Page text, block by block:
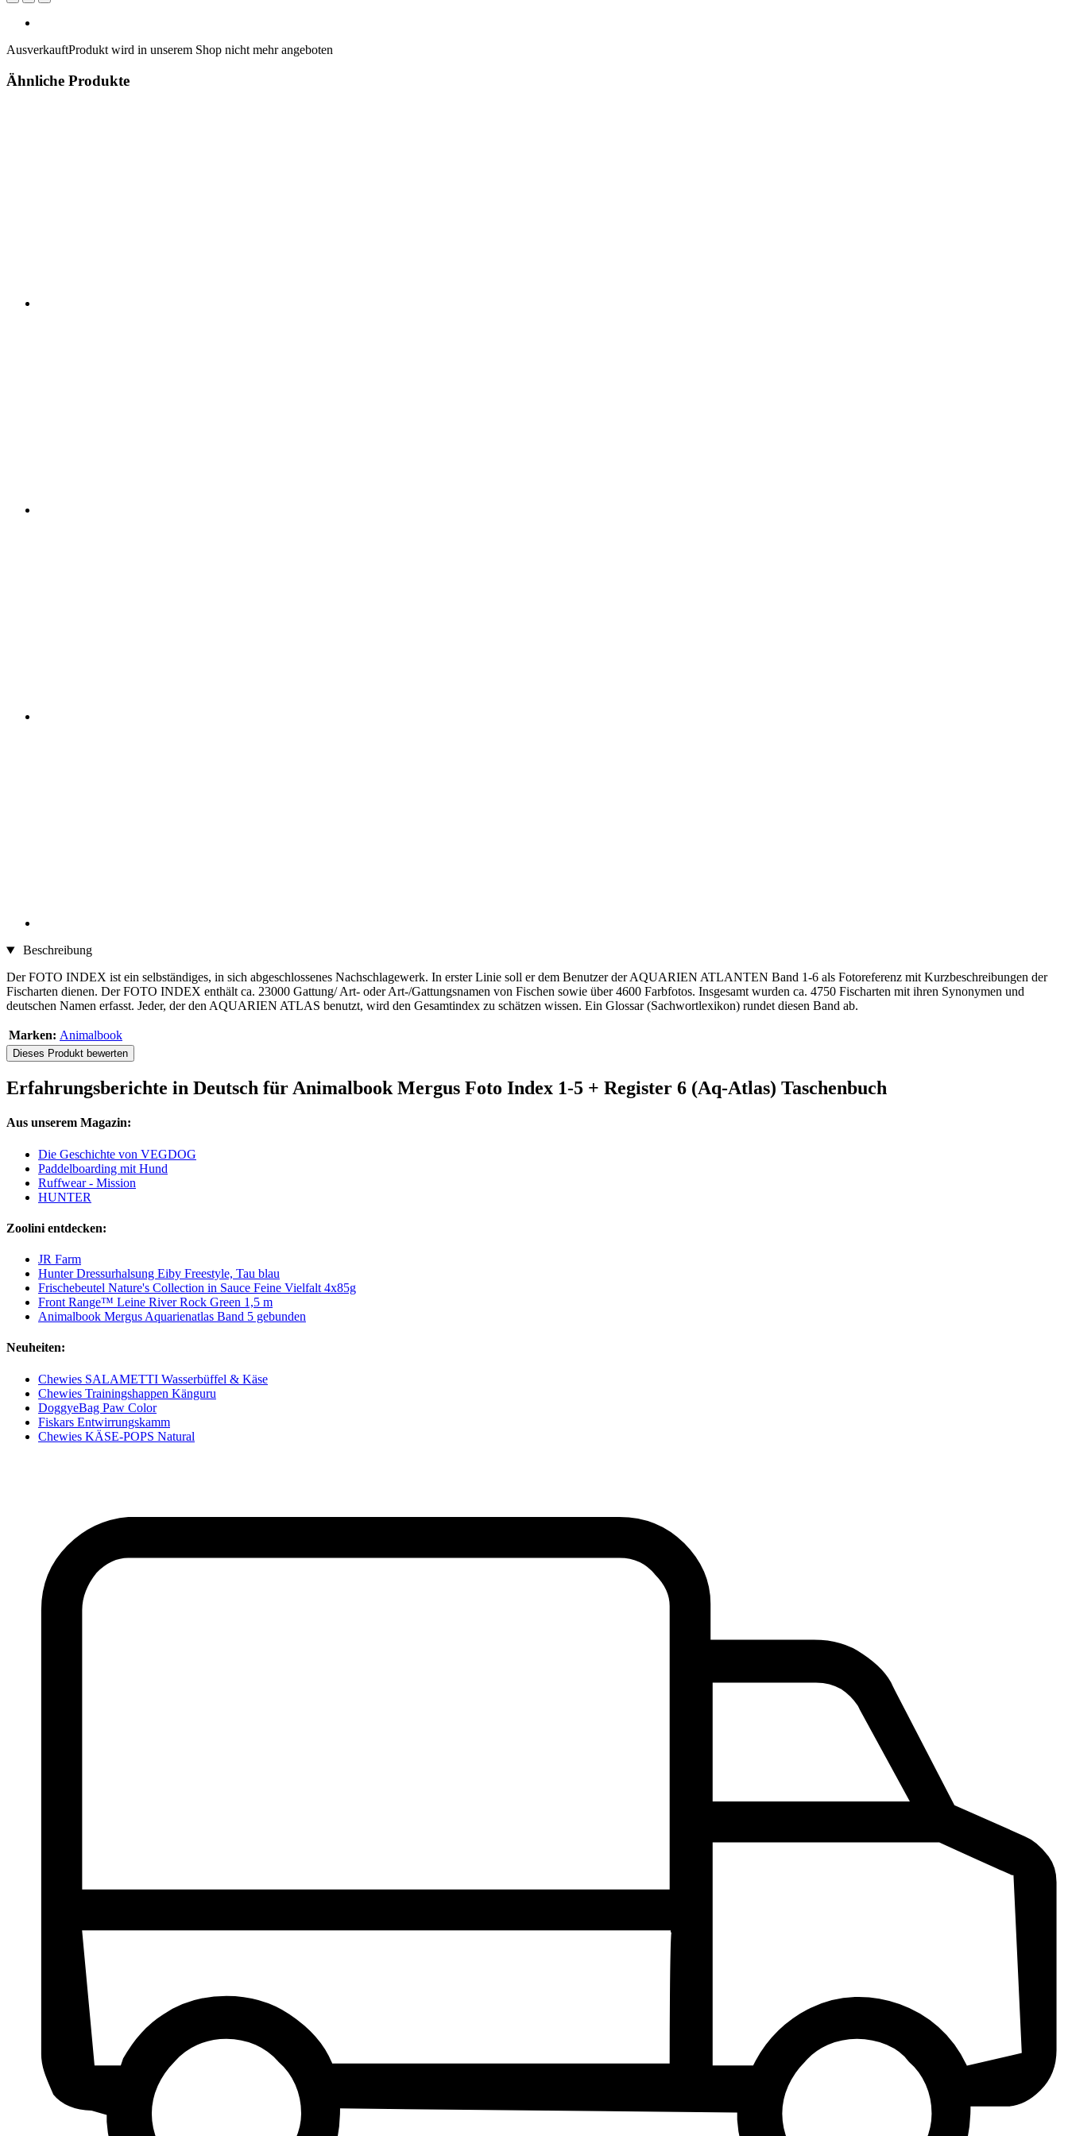
AusverkauftProdukt wird in unserem Shop nicht mehr angeboten
Ähnliche Produkte
Beschreibung
Der FOTO INDEX ist ein selbständiges, in sich abgeschlossenes Nachschlagewerk. In erster Linie soll er dem Benutzer der AQUARIEN ATLANTEN Band 1-6 als Fotoreferenz mit Kurzbeschreibungen der
Fischarten dienen. Der FOTO INDEX enthält ca. 23000 Gattung/ Art- oder Art-/Gattungsnamen von Fischen sowie über 4600 Farbfotos. Insgesamt wurden ca. 4750 Fischarten mit ihren Synonymen und
deutschen Namen erfasst. Jeder, der den AQUARIEN ATLAS benutzt, wird den Gesamtindex zu schätzen wissen. Ein Glossar (Sachwortlexikon) rundet diesen Band ab.
Marken: Animalbook
Dieses Produkt bewerten
Erfahrungsberichte in Deutsch für Animalbook Mergus Foto Index 1-5 + Register 6 (Aq-Atlas) Taschenbuch
Aus unserem Magazin:
Die Geschichte von VEGDOG
Paddelboarding mit Hund
Ruffwear - Mission
HUNTER
Zoolini entdecken:
JR Farm
Hunter Dressurhalsung Eiby Freestyle, Tau blau
Frischebeutel Nature's Collection in Sauce Feine Vielfalt 4x85g
Front Range™ Leine River Rock Green 1,5 m
Animalbook Mergus Aquarienatlas Band 5 gebunden
Neuheiten:
Chewies SALAMETTI Wasserbüffel & Käse
Chewies Trainingshappen Känguru
DoggyeBag Paw Color
Fiskars Entwirrungskamm
Chewies KÄSE-POPS Natural